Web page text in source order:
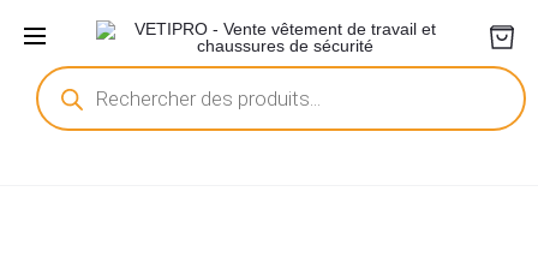
Recherche
de
produits